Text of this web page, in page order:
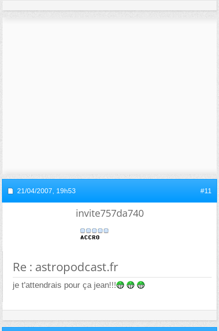
21/04/2007, 19h53 #11
invite757da740
Re : astropodcast.fr
je t'attendrais pour ça jean!!!